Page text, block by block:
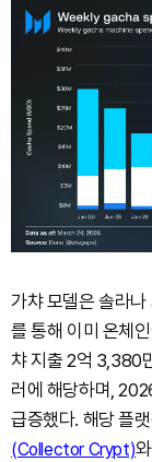
가챠 모델은 솔라
를 통해 이미 온체
챠 지출 2억 3,380
러에 해당하며,
급증했다. 해당 플
(Collector Crypt)